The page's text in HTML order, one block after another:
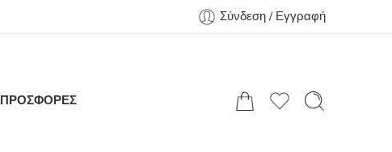
Σύνδεση / Εγγραφή
ΠΡΟΣΦΟΡΕΣ